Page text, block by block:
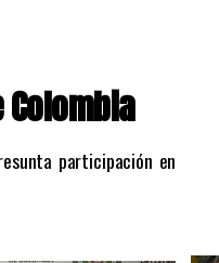
participación en